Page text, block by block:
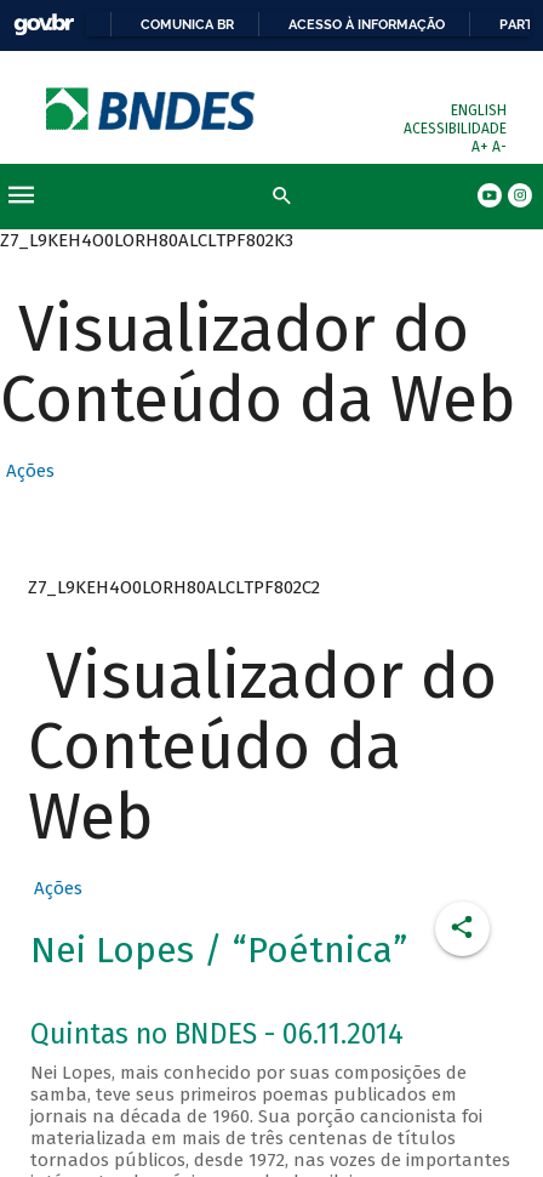
COMUNICA BR ACESSO À INFORMAÇÃO
ENGLISH
ACESSIBILIDADE
A+ A-
Z7_L9KEH4O0LORH80ALCLTPF802K3
Visualizador do
Conteúdo da Web
Ações
Z7_L9KEH4O0LORH80ALCLTPF802C2
Visualizador do
Conteúdo da
Web
Ações
Nei Lopes / “Poétnica”
Quintas no BNDES - 06.11.2014
Nei Lopes, mais conhecido por suas composições de
samba, teve seus primeiros poemas publicados em
jornais na década de 1960. Sua porção cancionista foi
materializada em mais de três centenas de títulos
tornados públicos, desde 1972, nas vozes de importantes